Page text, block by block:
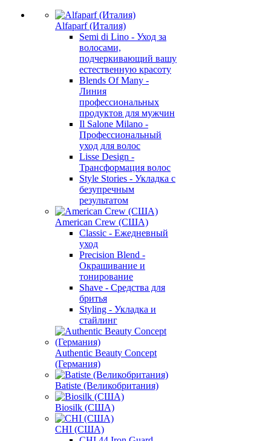
Alfaparf (Италия)
Semi di Lino - Уход за
волосами,
подчеркивающий вашу
естественную красоту
Blends Of Many -
Линия
профессиональных
продуктов для мужчин
Il Salone Milano -
Профессиональный
уход для волос
Lisse Design -
Трансформация волос
Style Stories - Укладка с
безупречным
результатом
American Crew (США)
Classic - Ежедневный
уход
Precision Blend -
Окрашивание и
тонирование
Shave - Средства для
бритья
Styling - Укладка и
стайлинг
Authentic Beauty Concept
(Германия)
Batiste (Великобритания)
Biosilk (США)
CHI (США)